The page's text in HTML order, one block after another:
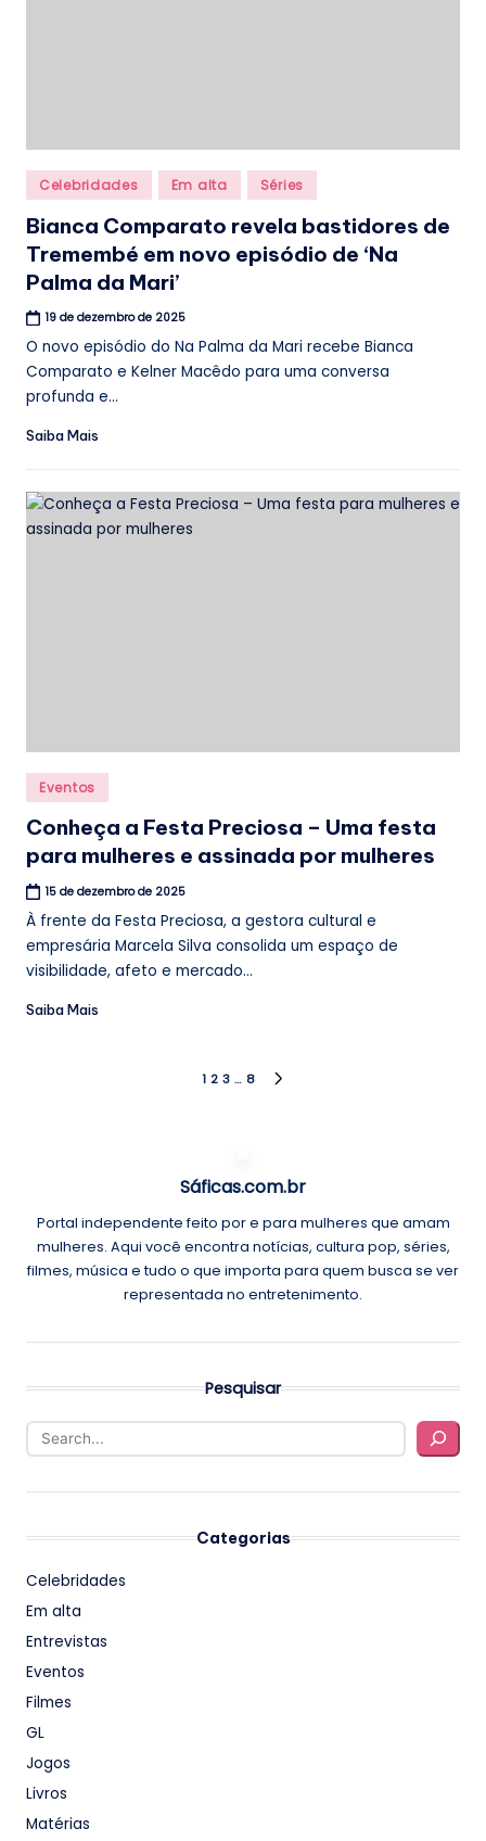
Posted
in
Celebridades Em alta Séries
Bianca Comparato revela bastidores de
Tremembé em novo episódio de ‘Na
Palma da Mari’
19 de dezembro de 2025
O novo episódio do Na Palma da Mari recebe Bianca
Comparato e Kelner Macêdo para uma conversa
profunda e...
Saiba Mais
Posted
in
Eventos
Conheça a Festa Preciosa – Uma festa
para mulheres e assinada por mulheres
15 de dezembro de 2025
À frente da Festa Preciosa, a gestora cultural e
empresária Marcela Silva consolida um espaço de
visibilidade, afeto e mercado...
Saiba Mais
1 2 3 … 8
Sáficas.com.br
Portal independente feito por e para mulheres que amam
mulheres. Aqui você encontra notícias, cultura pop, séries,
filmes, música e tudo o que importa para quem busca se ver
representada no entretenimento.
Pesquisar
Categorias
Celebridades
Em alta
Entrevistas
Eventos
Filmes
GL
Jogos
Livros
Matérias